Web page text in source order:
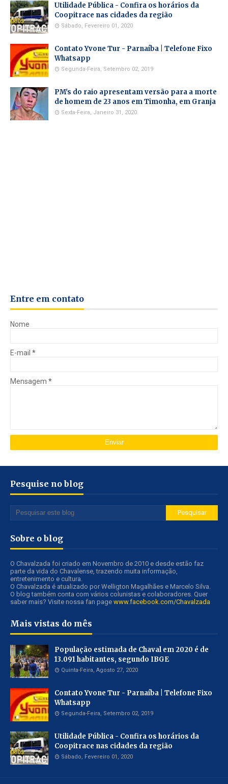
Utilidade Pública - Confira os horários da
Coopitrace nas cidades da região
Sábado, Fevereiro 01, 2020
Contato Yvone Tur - Parnaíba | Telefone Fixo
Whatsapp
Segunda-Feira, Setembro 02, 2019
PM's do raio apresentam versão para a morte
de homem de 23 anos em Timonha, em Granja
Sexta-Feira, Janeiro 31, 2020
Entre em contato
Nome
E-mail *
Mensagem *
Pesquise no blog
Sobre o blog
O Chavalzada foi criado em Novembro de 2010 e desde estão faz
parte da vida do Chavalense, trazendo muita informação,
entretenimento e cultura.
O Chavalzada é atualizado por Welligton Magalhães e Marcelo Silva.
O blog também conta com vários colunistas e colaboradores. Quer
saber mais? Visite nossa fan page www.facebook.com/Chavalzada
Mais vistas do mês
População estimada de Chaval em 2020 é de
13.091 habitantes, segundo IBGE
Quinta-Feira, Agosto 27, 2020
Contato Yvone Tur - Parnaíba | Telefone Fixo
Whatsapp
Segunda-Feira, Setembro 02, 2019
Utilidade Pública - Confira os horários da
Coopitrace nas cidades da região
Sábado, Fevereiro 01, 2020